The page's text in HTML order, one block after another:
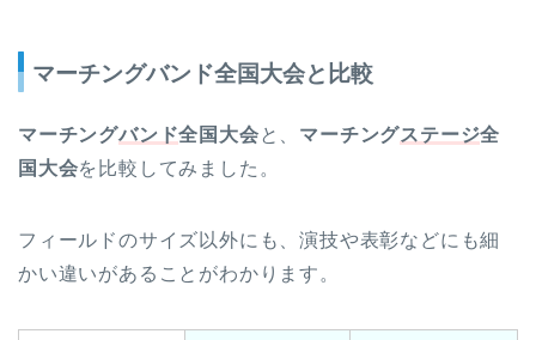
マーチングバンド全国大会と比較
マーチングバンド全国大会 と、 マーチングステージ全
国大会を比較してみました。
フィールドのサイズ以外にも、演技や表彰などにも細
かい違いがあることがわかります。